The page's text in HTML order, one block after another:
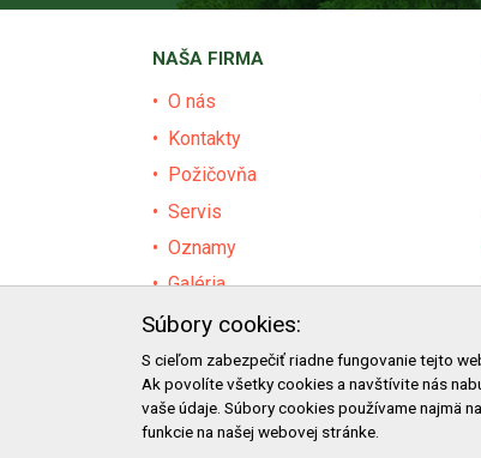
NAŠA FIRMA
O nás
Kontakty
Požičovňa
Servis
Oznamy
Galéria
Certifikáty
Facebook
Blog
Súbory cookies:
S cieľom zabezpečiť riadne fungovanie tejto
Ak povolíte všetky cookies a navštívite nás
vaše údaje. Súbory cookies používame najmä
funkcie na našej webovej stránke.